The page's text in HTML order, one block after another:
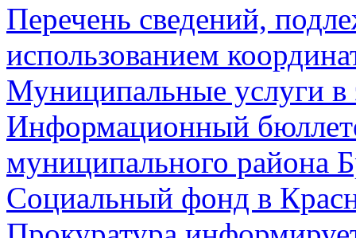
Перечень сведений,
использованием
Муниципальные услуги в
Информационный
муниципального района
Социальный фонд в